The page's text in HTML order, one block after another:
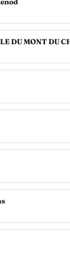
DU MONT DU